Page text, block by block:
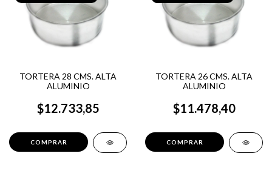
TORTERA 28 CMS. ALTA
ALUMINIO
$12.733,85
TORTERA 26 CMS. ALTA
ALUMINIO
$11.478,40